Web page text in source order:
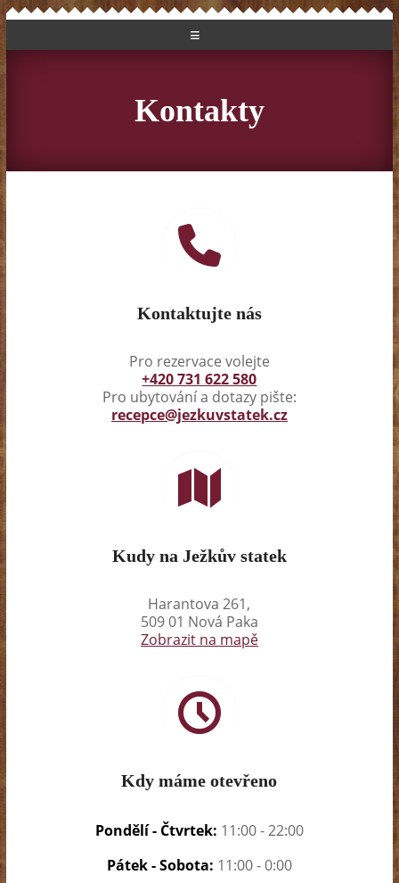
Kontakty
Kontaktujte nás
Pro rezervace volejte
+420 731 622 580
Pro ubytování a dotazy pište:
recepce@jezkuvstatek.cz
Kudy na Ježkův statek
Harantova 261,
509 01 Nová Paka
Zobrazit na mapě
Kdy máme otevřeno
Pondělí - Čtvrtek: 11:00 - 22:00
Pátek - Sobota: 11:00 - 0:00